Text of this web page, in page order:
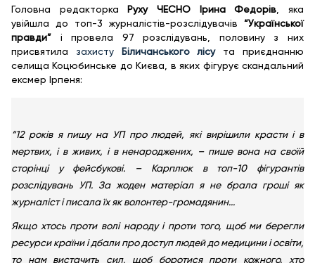
Головна редакторка Руху ЧЕСНО Ірина Федорів , яка
увійшла до топ-3 журналістів-розслідувачів “Української
правди” і провела 97 розслідувань, половину з них
присвятила захисту Біличанського лісута приєднанню
селища Коцюбинське до Києва, в яких фігурує скандальний
ексмер Ірпеня:
“12 років я пишу на УП про людей, які вирішили красти і в
мертвих, і в живих, і в ненароджених, – пише вона на своїй
сторінці у фейсбукові. – Карплюк в топ-10 фігурантів
розслідувань УП. За жоден матеріал я не брала гроші як
журналіст і писала їх як волонтер-громадянин...
Якщо хтось проти волі народу і проти того, щоб ми берегли
ресурси країни і дбали про доступ людей до медицини і освіти,
то нам вистачить сил, щоб боротися проти кожного, хто